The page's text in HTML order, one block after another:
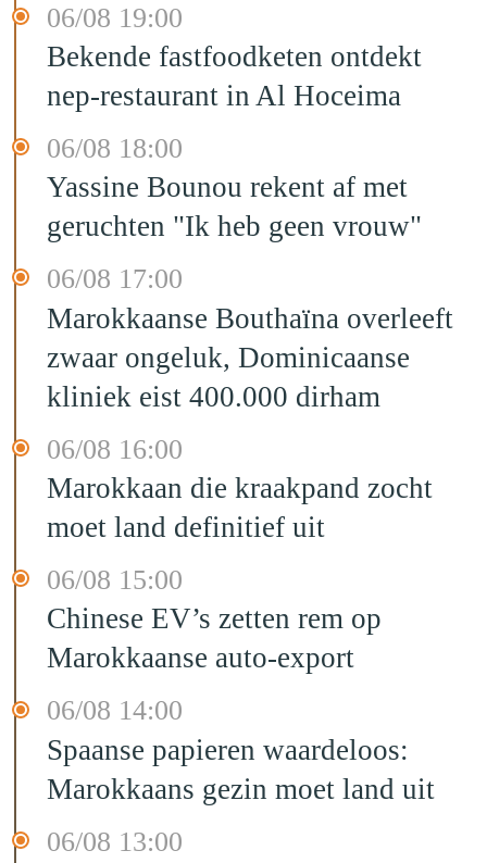
06/08 19:00
Bekende fastfoodketen ontdekt
nep-restaurant in Al Hoceima
06/08 18:00
Yassine Bounou rekent af met
geruchten "Ik heb geen vrouw"
06/08 17:00
Marokkaanse Bouthaïna overleeft
zwaar ongeluk, Dominicaanse
kliniek eist 400.000 dirham
06/08 16:00
Marokkaan die kraakpand zocht
moet land definitief uit
06/08 15:00
Chinese EV’s zetten rem op
Marokkaanse auto-export
06/08 14:00
Spaanse papieren waardeloos:
Marokkaans gezin moet land uit
06/08 13:00